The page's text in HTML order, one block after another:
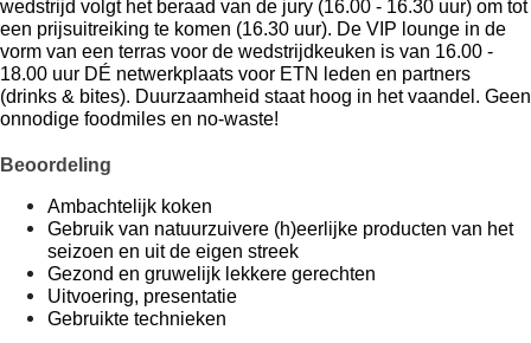
wedstrijd volgt het beraad van de jury (16.00 - 16.30 uur) om tot
een prijsuitreiking te komen (16.30 uur). De VIP lounge in de
vorm van een terras voor de wedstrijdkeuken is van 16.00 -
18.00 uur DÉ netwerkplaats voor ETN leden en partners
(drinks & bites). Duurzaamheid staat hoog in het vaandel. Geen
onnodige foodmiles en no-waste!
Beoordeling
Ambachtelijk koken
Gebruik van natuurzuivere (h)eerlijke producten van het
seizoen en uit de eigen streek
Gezond en gruwelijk lekkere gerechten
Uitvoering, presentatie
Gebruikte technieken